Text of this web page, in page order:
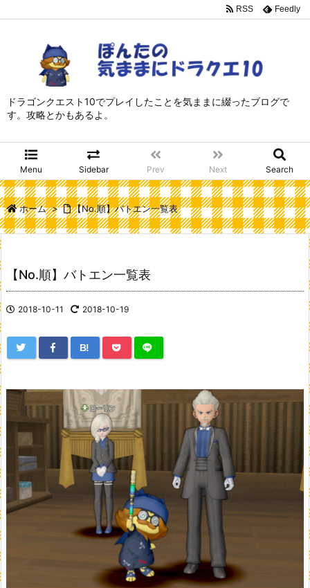
ドラゴンクエスト10でプレイしたことを気ままに綴ったブログで
す。攻略とかもあるよ。
Menu Sidebar Prev Next Search
RSS Feedly
ホーム > 【No.順】バトエン一覧表
【No.順】バトエン一覧表
2018-10-11 2018-10-19
B!